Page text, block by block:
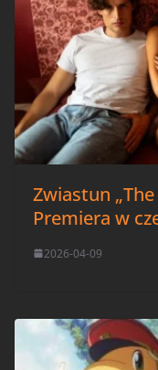
Zwiastun
Premiera w
2026-04-09